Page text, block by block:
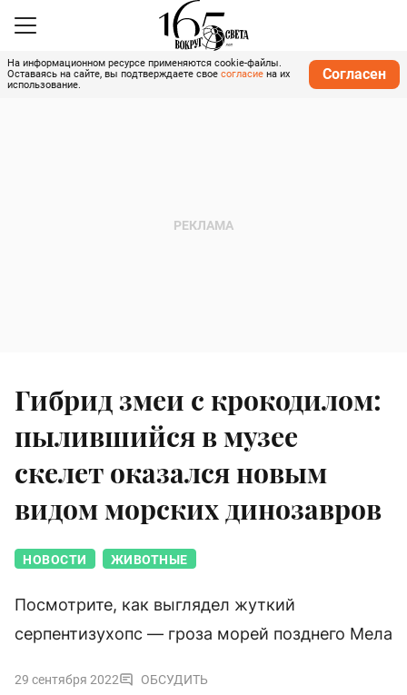
На информационном ресурсе применяются cookie-файлы.
Оставаясь на сайте, вы подтверждаете свое согласие на их
использование.
Согласен
Гибрид змеи с крокодилом:
пылившийся в музее
скелет оказался новым
видом морских динозавров
НОВОСТИ ЖИВОТНЫЕ
Посмотрите, как выглядел жуткий
серпентизухопс — гроза морей позднего Мела
29 сентября 2022 ОБСУДИТЬ